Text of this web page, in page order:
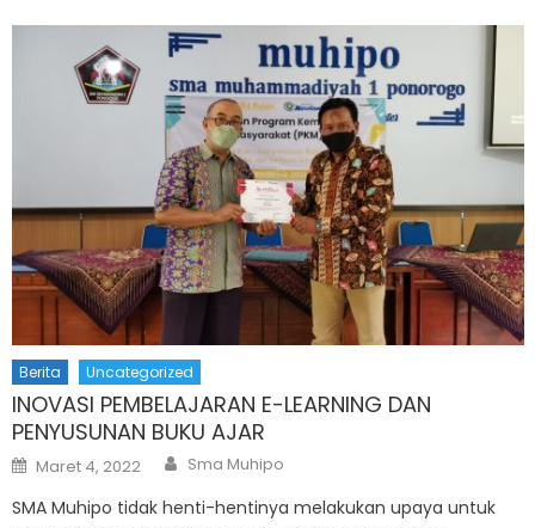
Berita Uncategorized
INOVASI PEMBELAJARAN E-LEARNING DAN
PENYUSUNAN BUKU AJAR
Posted
on
Maret 4, 2022 Author
Sma Muhipo
SMA Muhipo tidak henti-hentinya melakukan upaya untuk